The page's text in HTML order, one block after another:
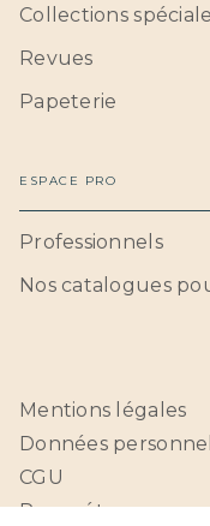
Collections
Revues
Papeterie
ESPACE PRO
Professionnels
Nos catalogues
Mentions légales
Données
CGU
Paramétrer vos